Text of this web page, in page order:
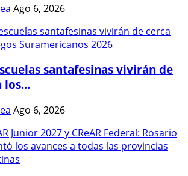
Ago 6, 2026
santafesinas vivirán de
los...
Ago 6, 2026